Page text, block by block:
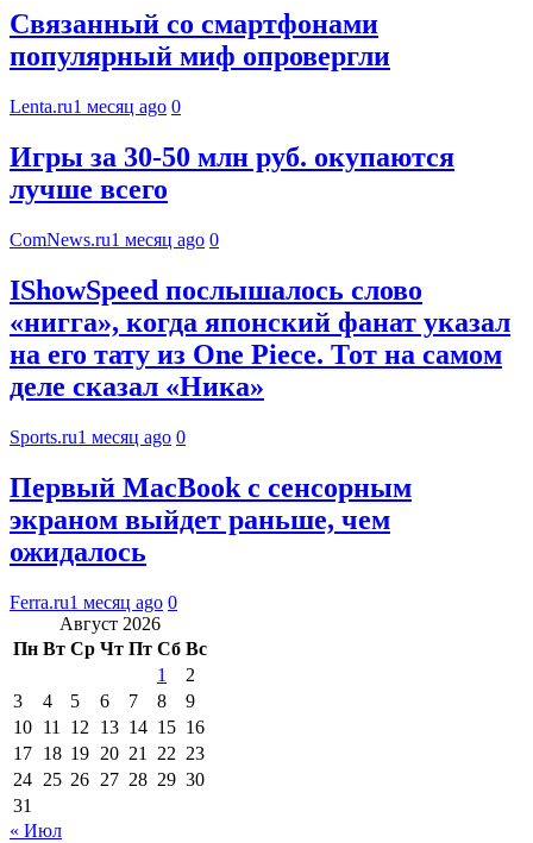
Связанный со смартфонами
популярный миф опровергли
Lenta.ru1 месяц ago 0
Игры за 30-50 млн руб. окупаются
лучше всего
ComNews.ru1 месяц ago 0
IShowSpeed послышалось слово
«нигга», когда японский фанат указал
на его тату из One Piece. Тот на самом
деле сказал «Ника»
Sports.ru1 месяц ago 0
Первый MacBook с сенсорным
экраном выйдет раньше, чем
ожидалось
Ferra.ru1 месяц ago 0
Август 2026
Пн Вт Ср Чт Пт Сб Вс
1
2
3
4 5 6 7 8
9
10 11 12 13 14 15 16
17 18 19 20 21 22 23
24 25 26 27 28 29 30
31
« Июл